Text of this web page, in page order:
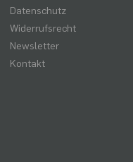
Datenschutz
Widerrufsrecht
Newsletter
Kontakt